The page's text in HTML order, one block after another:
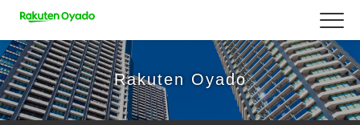
Rakuten Oyado